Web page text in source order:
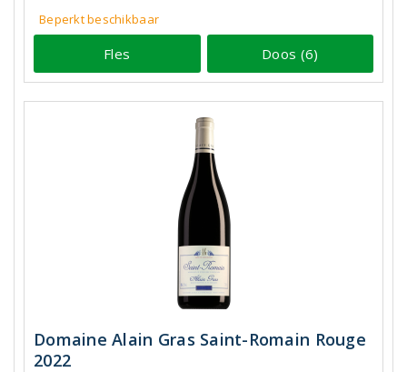
Beperkt beschikbaar
Fles Doos (6)
Domaine Alain Gras Saint-Romain Rouge
2022